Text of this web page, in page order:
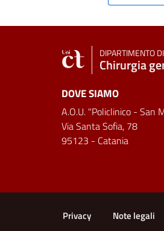
DIPARTIMENTO DI
Chirurgia
DOVE SIAMO
A.O.U. "Policlinico - San
Via Santa Sofia, 78
95123 - Catania
Privacy Note legali